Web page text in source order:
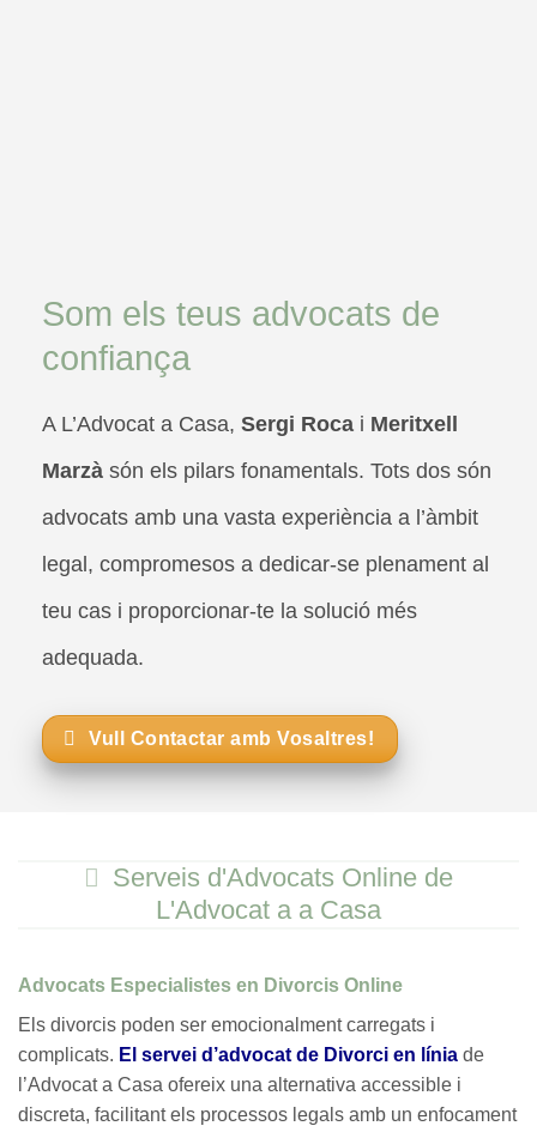
Som els teus advocats de
confiança
A L’Advocat a Casa, Sergi Roca i Meritxell
Marzà són els pilars fonamentals. Tots dos són
advocats amb una vasta experiència a l’àmbit
legal, compromesos a dedicar-se plenament al
teu cas i proporcionar-te la solució més
adequada.
Vull Contactar amb Vosaltres!
Serveis d'Advocats Online de
L'Advocat a a Casa
Advocats Especialistes en Divorcis Online
Els divorcis poden ser emocionalment carregats i
complicats. El servei d’advocat de Divorci en línia de
l’Advocat a Casa ofereix una alternativa accessible i
discreta, facilitant els processos legals amb un enfocament